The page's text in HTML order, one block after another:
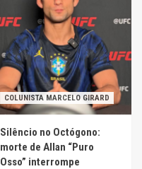
COLUNISTA MARCELO GIRARD
Silêncio no Octógono:
morte de Allan “Puro
Osso” interrompe